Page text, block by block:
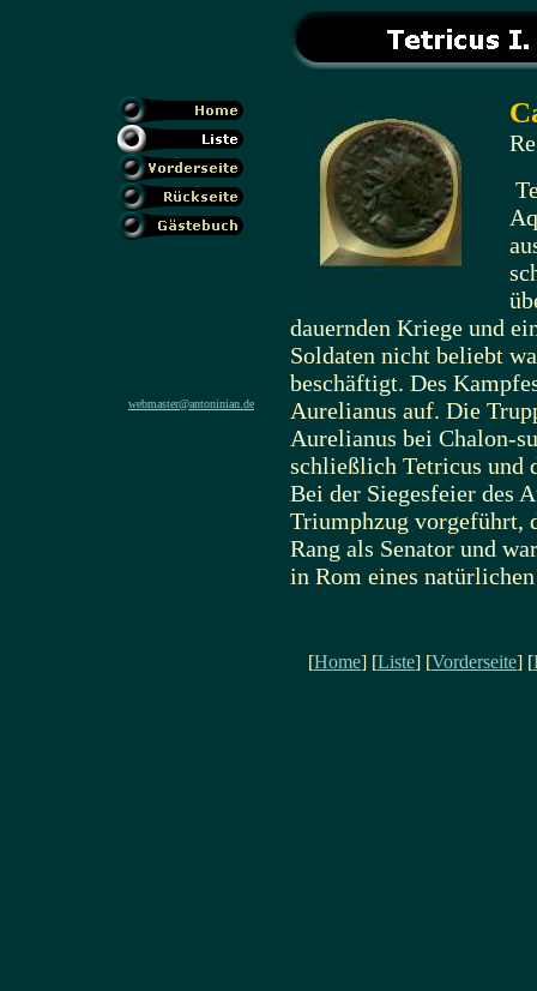
webmaster@antoninian.de
dauernden Kriege und
Soldaten nicht beliebt
beschäftigt. Des
Aurelianus auf. Die
Aurelianus bei Chalon-
schließlich Tetricus und
Bei der Siegesfeier des
Triumphzug vorgeführt,
Rang als Senator und
in Rom eines
[Home] [Liste] [Vorderseite] [